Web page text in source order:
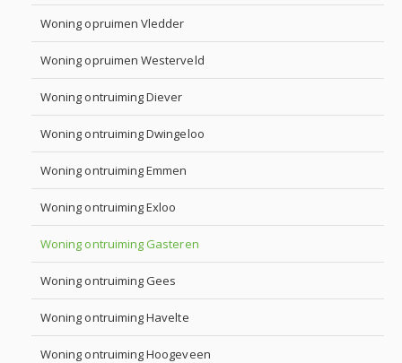
Woning opruimen Vledder
Woning opruimen Westerveld
Woning ontruiming Diever
Woning ontruiming Dwingeloo
Woning ontruiming Emmen
Woning ontruiming Exloo
Woning ontruiming Gasteren
Woning ontruiming Gees
Woning ontruiming Havelte
Woning ontruiming Hoogeveen